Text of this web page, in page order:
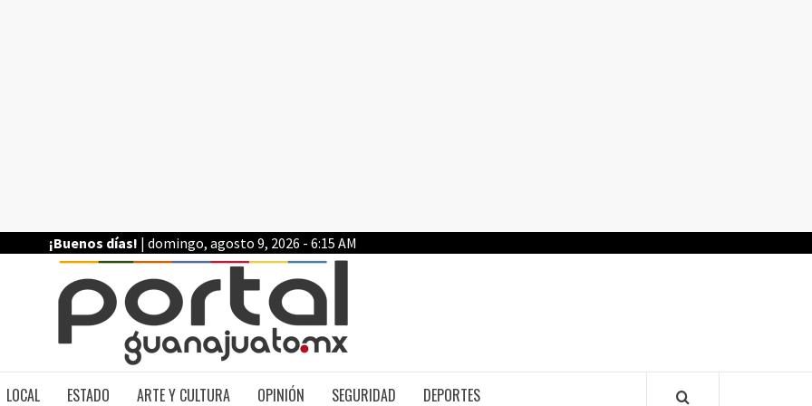
¡Buenos días! | domingo, agosto 9, 2026 - 6:15 AM
LOCAL ESTADO ARTE Y CULTURA OPINIÓN SEGURIDAD DEPORTES